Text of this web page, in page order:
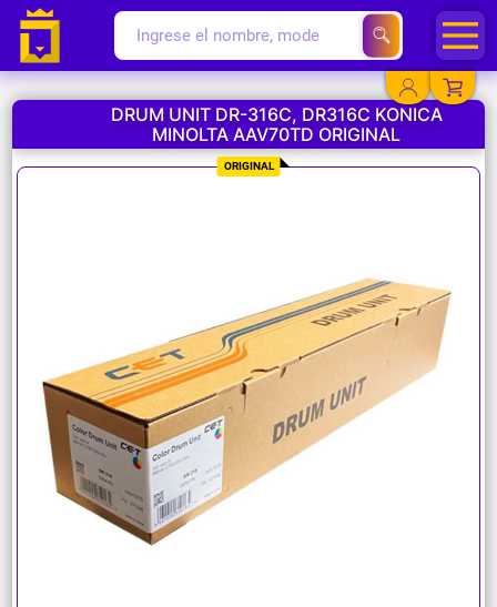
YA EXISTO
SOY NUEVO
DRUM UNIT DR-316C, DR316C KONICA
MINOLTA AAV70TD ORIGINAL
ORIGINAL